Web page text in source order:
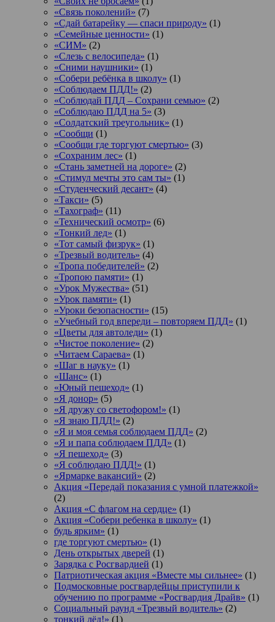
«Связь поколений» (7)
«Сдай батарейку — спаси природу» (1)
«Семейные ценности» (1)
«СИМ» (2)
«Слезь с велосипеда» (1)
«Сними наушники» (1)
«Собери ребёнка в школу» (1)
«Соблюдаем ПДД!» (2)
«Соблюдай ПДД – Сохрани семью» (2)
«Соблюдаю ПДД на 5» (3)
«Солдатский треугольник» (1)
«Сообщи (1)
«Сообщи где торгуют смертью» (3)
«Сохраним лес» (1)
«Стань заметней на дороге» (2)
«Стимул мечты это сам ты» (1)
«Студенческий десант» (4)
«Такси» (5)
«Тахограф» (11)
«Технический осмотр» (6)
«Тонкий лед» (1)
«Тот самый физрук» (1)
«Трезвый водитель» (4)
«Тропа победителей» (2)
«Тропою памяти» (1)
«Урок Мужества» (51)
«Урок памяти» (1)
«Уроки безопасности» (15)
«Учебный год впереди – повторяем ПДД» (1)
«Цветы для автоледи» (1)
«Чистое поколение» (2)
«Читаем Сараева» (1)
«Шаг в науку» (1)
«Шанс» (1)
«Юный пешеход» (1)
«Я донор» (5)
«Я дружу со светофором!» (1)
«Я знаю ПДД!» (2)
«Я и моя семья соблюдаем ПДД» (2)
«Я и папа соблюдаем ПДД» (1)
«Я пешеход» (3)
«Я соблюдаю ПДД!» (1)
«Ярмарке вакансий» (2)
Акция «Передай показания с умной платежкой»
(2)
Акция «С флагом на сердце» (1)
Акция «Собери ребенка в школу» (1)
будь ярким» (1)
где торгуют смертью» (1)
День открытых дверей (1)
Зарядка с Росгвардией (1)
Патриотическая акция «Вместе мы сильнее» (1)
Подмосковные росгвардейцы приступили к
обучению по программе «Росгвардия Драйв» (1)
Социальный раунд «Трезвый водитель» (2)
тонкий лёд!» (1)